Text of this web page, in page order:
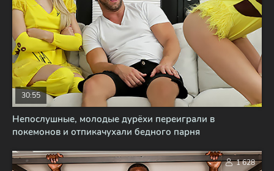
Непослушные, молодые дурёхи переиграли в
покемонов и отпикачухали бедного парня
30:55
1 628